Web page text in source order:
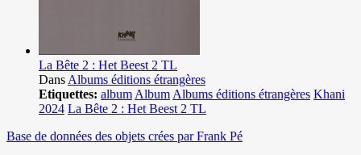
La Bête 2 : Het Beest 2 TL
Dans Albums éditions étrangères
Etiquettes: album Album Albums éditions étrangères Khani
2024 La Bête 2 : Het Beest 2 TL
Base de données des objets crées par Frank Pé